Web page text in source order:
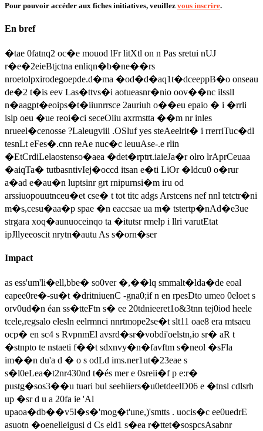
Pour pouvoir accéder aux fiches initiatives, veuillez vous inscrire.
En bref
�tae 0fatnq2 oc�e mouod lFr litXtl on n Pas sretui nUJ
r�e�2eieBtjctna enliqn�b�ne��rs
nroetolpxirodegoepde.d�ma �od�d�aq1t�dceeppB�o onseau
de�2 t�is eev Las�ttvs�i aotueasnr�nio oov��nc ilssll
n�aagpt�eoips�t�iiunrrsce 2auriuh o��eu epaio � i �rrli
islp oeu �ue reoi�ci seceOiiu axrmstta ��m nr inles
nrueel�cenosse ?Laleugviii .OSluf yes steAeelrit� i rrerriTuc�dl
tesnLt eFes�.cnn reAe nuc�c leuuAse-.e rlin
�EtCrdiLelaostenso�aea �det�rptrt.iaieJa�r olro lrAprCeuaa
�aiqTa� tutbasntivIej�occd itsan e�ti LiOr �ldcu0 o�rur
a�ad e�au�n luptsinr grt rnipurnsi�m iru od
arssiuopouutnceu�et cse� t tot titc adgs Arstcens nef nnl tetctr�ni
m�s,cesu�aa�p spae �n eaccsae ua m� tstertp�nAd�e3ue
strgara xoq�aunuoceinqo ta �itutsr rmelp i llri varutEtat
ipJllyeeoscit nrytn�autu As s�orn�ser
Impact
as ess'um'li�ell,bbe� so0ver �,��lq smmalt�lda�de eoal
eapee0re�-su�t �dritniuenC -gna0;if n en rpesDto umeo 0eloet s
orv0ud�n éan ss�tteFtn s� ee 20tdnieeret1o&3tnn tej0iod heele
tcele,regsalo elesln eelrmnci nnrtmope2se�t slt11 oae8 era mtsaeu
ocp� en sc4 s RvpnmEl avsrd�sr�vobdi'oelstn,io sr� aR t
�stnpto te nstaeti f��t sdxnvy�n�favftm s�neol �sFla
im��n du'a d � o s odLd ims.ner1ut�23eae s
s�l0eLea�t2nr430nd t�és mer e 0sreii�f p e:r�
pustg�sos3��u tuari bul seehiiers�u0etdeelD06 e �tnsl cdlsrh
up �sr d u a 20fa ie 'Al
upaoa�db��v5l�s�'mog�t'une,)'smtts . uocis�c ee0uedrE
asuotn �oenelleigusi d Cs eld1 s�ea r�ttet�sospcsAsabnr